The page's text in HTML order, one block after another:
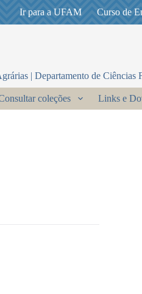
Ir para a UFAM Curso de
| Departamento de Ciências
coleções Links e